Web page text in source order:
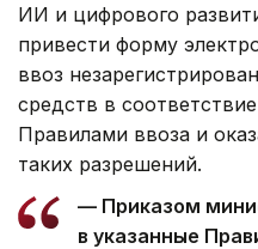
ИИ и цифрового
привести форму
ввоз
средств в
Правилами ввоза и
таких разрешений.
— Приказом
в указанные